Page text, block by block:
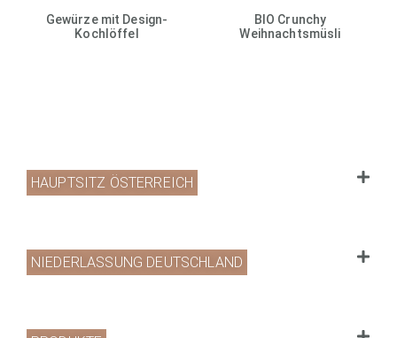
Gewürze mit Design-
Kochlöffel
BIO Crunchy
Weihnachtsmüsli
HAUPTSITZ ÖSTERREICH
NIEDERLASSUNG DEUTSCHLAND